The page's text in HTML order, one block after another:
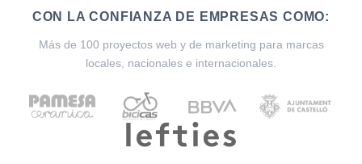
CON LA CONFIANZA DE EMPRESAS COMO:
Más de 100 proyectos web y de marketing para marcas
locales, nacionales e internacionales.